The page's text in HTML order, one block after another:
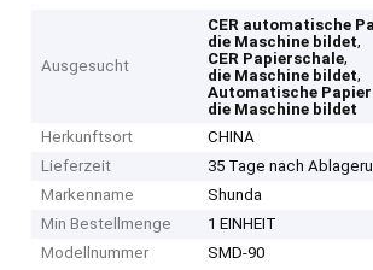
Ausgesucht
CER automatische
die Maschine bildet,
CER Papierschale,
die Maschine bildet,
Automatische
die Maschine bildet
Herkunftsort
CHINA
Lieferzeit
35 Tage nach
Markenname
Shunda
Min Bestellmenge
1 EINHEIT
Modellnummer
SMD-90